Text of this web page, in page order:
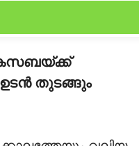
കസബയ്ക്ക്
ഉടന്‍ തുടങ്ങും